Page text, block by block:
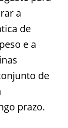
a
de
e a
de
prazo.